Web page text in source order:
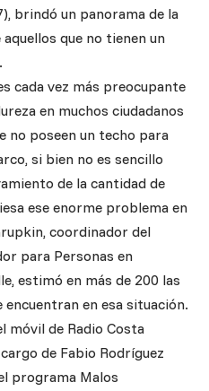
brindó un panorama de la
que no tienen un
cada vez más preocupante
en muchos ciudadanos
no poseen un techo para
si bien no es sencillo
de la cantidad de
ese enorme problema en
coordinador del
para Personas en
estimó en más de 200 las
encuentran en esa situación.
móvil de Radio Costa
de Fabio Rodríguez
programa Malos